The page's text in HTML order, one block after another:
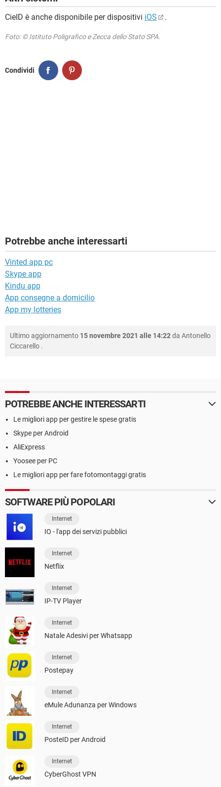
CieID è anche disponibile per dispositivi iOS .
Foto: © Istituto Poligrafico e Zecca dello Stato SPA.
Condividi
Potrebbe anche interessarti
Vinted app pc
Skype app
Kindu app
App consegne a domicilio
App my lotteries
Ultimo aggiornamento 15 novembre 2021 alle 14:22da Antonello
Ciccarello .
POTREBBE ANCHE INTERESSARTI
Le migliori app per gestire le spese gratis
Skype per Android
AliExpress
Yoosee per PC
Le migliori app per fare fotomontaggi gratis
SOFTWARE PIÙ POPOLARI
Internet
IO - l'app dei servizi pubblici
Internet
Netflix
Internet
IP-TV Player
Internet
Natale Adesivi per Whatsapp
Internet
Postepay
Internet
eMule Adunanza per Windows
Internet
PosteID per Android
Internet
CyberGhost VPN